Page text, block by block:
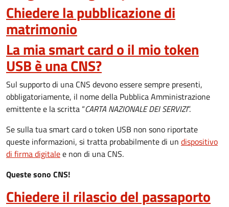
Chiedere la pubblicazione di
matrimonio
La mia smart card o il mio token
USB è una CNS?
Sul supporto di una CNS devono essere sempre presenti,
obbligatoriamente, il nome della Pubblica Amministrazione
emittente e la scritta “CARTA NAZIONALE DEI SERVIZI”.
Se sulla tua smart card o token USB non sono riportate
queste informazioni, si tratta probabilmente di un dispositivo
di firma digitalee non di una CNS.
Queste sono CNS!
Chiedere il rilascio del passaporto